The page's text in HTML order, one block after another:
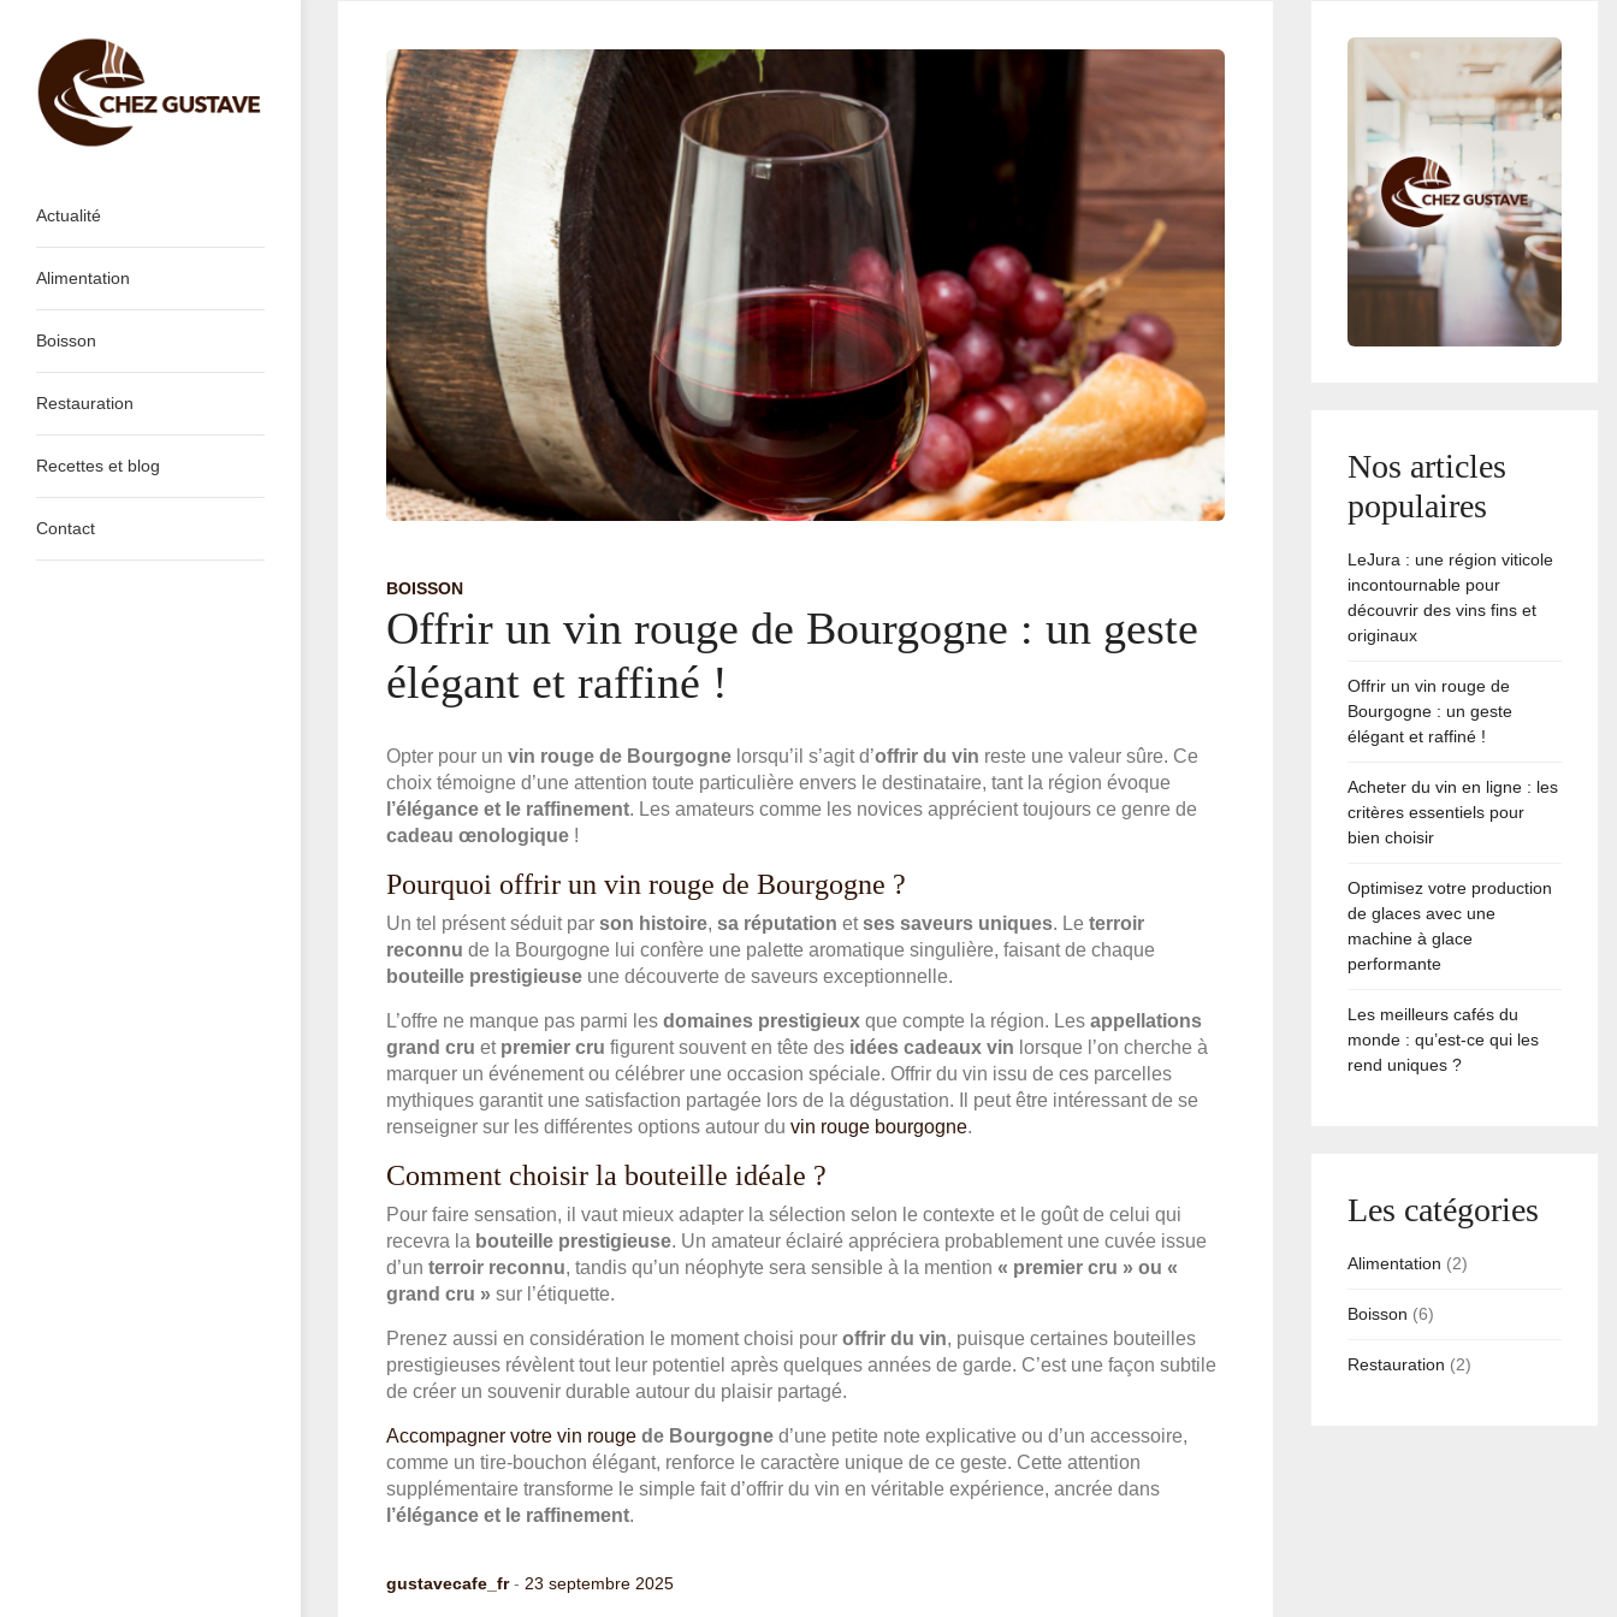
content
Actualité
Alimentation
Boisson
Restauration
Recettes et blog
Contact
BOISSON
Offrir un vin rouge de Bourgogne : un geste
élégant et raffiné !
Opter pour un vin rouge de Bourgogne lorsqu’il s’agit d’offrir du vin reste une valeur sûre. Ce
choix témoigne d’une attention toute particulière envers le destinataire, tant la région évoque
l’élégance et le raffinement. Les amateurs comme les novices apprécient toujours ce genre de
cadeau œnologique !
Pourquoi offrir un vin rouge de Bourgogne ?
Un tel présent séduit par son histoire, sa réputation etses saveurs uniques. Le terroir
reconnu de la Bourgogne lui confère une palette aromatique singulière, faisant de chaque
bouteille prestigieuse une découverte de saveurs exceptionnelle.
L’offre ne manque pas parmi les domaines prestigieux que compte la région. Les appellations
grand cru et premier cru figurent souvent en tête des idées cadeaux vin lorsque l’on cherche à
marquer un événement ou célébrer une occasion spéciale. Offrir du vin issu de ces parcelles
mythiques garantit une satisfaction partagée lors de la dégustation. Il peut être intéressant de se
renseigner sur les différentes options autour du vin rouge bourgogne.
Comment choisir la bouteille idéale ?
Pour faire sensation, il vaut mieux adapter la sélection selon le contexte et le goût de celui qui
recevra la bouteille prestigieuse. Un amateur éclairé appréciera probablement une cuvée issue
d’un terroir reconnu, tandis qu’un néophyte sera sensible à la mention « premier cru » ou «
grand cru » sur l’étiquette.
Prenez aussi en considération le moment choisi pour offrir du vin, puisque certaines bouteilles
prestigieuses révèlent tout leur potentiel après quelques années de garde. C’est une façon subtile
de créer un souvenir durable autour du plaisir partagé.
Accompagner votre vin rouge de Bourgogne d’une petite note explicative ou d’un accessoire,
comme un tire-bouchon élégant, renforce le caractère unique de ce geste. Cette attention
supplémentaire transforme le simple fait d’offrir du vin en véritable expérience, ancrée dans
l’élégance et le raffinement.
gustavecafe_fr - 23 septembre 2025
Nos articles
populaires
LeJura : une région viticole
incontournable pour
découvrir des vins fins et
originaux
Offrir un vin rouge de
Bourgogne : un geste
élégant et raffiné !
Acheter du vin en ligne : les
critères essentiels pour
bien choisir
Optimisez votre production
de glaces avec une
machine à glace
performante
Les meilleurs cafés du
monde : qu’est-ce qui les
rend uniques ?
Les catégories
Alimentation (2)
Boisson (6)
Restauration (2)